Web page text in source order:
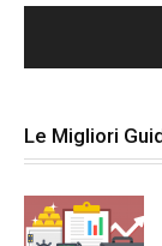
Le Migliori